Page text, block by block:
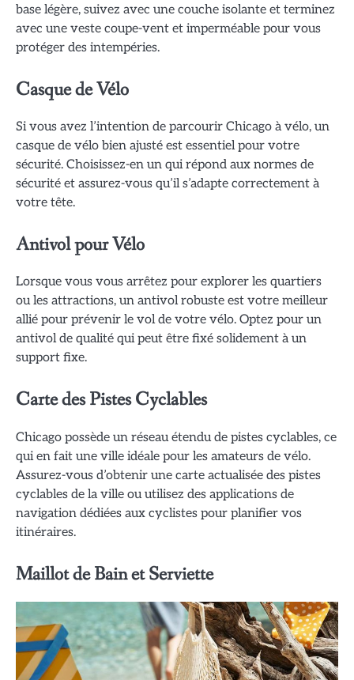
base légère, suivez avec une couche isolante et terminez
avec une veste coupe-vent et imperméable pour vous
protéger des intempéries.
Casque de Vélo
Si vous avez l’intention de parcourir Chicago à vélo, un
casque de vélo bien ajusté est essentiel pour votre
sécurité. Choisissez-en un qui répond aux normes de
sécurité et assurez-vous qu’il s’adapte correctement à
votre tête.
Antivol pour Vélo
Lorsque vous vous arrêtez pour explorer les quartiers
ou les attractions, un antivol robuste est votre meilleur
allié pour prévenir le vol de votre vélo. Optez pour un
antivol de qualité qui peut être fixé solidement à un
support fixe.
Carte des Pistes Cyclables
Chicago possède un réseau étendu de pistes cyclables, ce
qui en fait une ville idéale pour les amateurs de vélo.
Assurez-vous d’obtenir une carte actualisée des pistes
cyclables de la ville ou utilisez des applications de
navigation dédiées aux cyclistes pour planifier vos
itinéraires.
Maillot de Bain et Serviette